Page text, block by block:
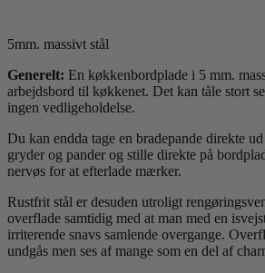
5mm. massivt stål
Generelt: En køkkenbordplade i 5 mm.
arbejdsbord til køkkenet. Det kan tåle stort
ingen vedligeholdelse.
Du kan endda tage en bradepande direkte
gryder og pander og stille direkte på
nervøs for at efterlade mærker.
Rustfrit stål er desuden utroligt
overflade samtidig med at man med en
irriterende snavs samlende overgange.
undgås men ses af mange som en del af